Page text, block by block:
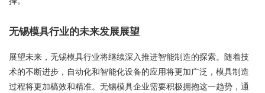
无锡模具行业的未来发展展望
展望未来，无锡模具行业将继续深入推进智能制造的探索。随着技
术的不断进步，自动化和智能化设备的应用将更加广泛，模具制造
过程将更加槁效和精准。无锡模具企业需要积极拥抱这一趋势，通